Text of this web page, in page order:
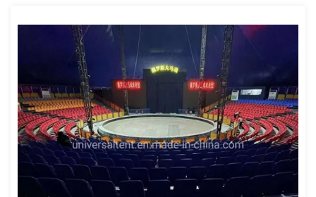
Con robustas estructuras de aluminio, tela
impermeable de PVC y diseños personalizables
(tamaño, color y marca), nuestras carpas se
adaptan a diversas necesidades.